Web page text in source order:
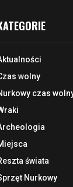
wolny
czas
świata
Nurkowy